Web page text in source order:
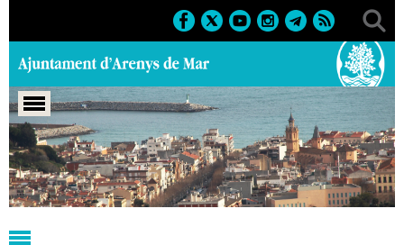
Portada > Regidories > Cultura > Agenda > 06-05-2008